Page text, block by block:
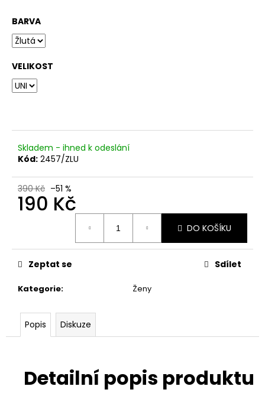
BARVA
VELIKOST
Skladem - ihned k odeslání
Kód: 2457/ZLU
390 Kč –51 %
190 Kč
DO KOŠÍKU
Kategorie: Ženy
Zeptat se Sdílet
Popis Diskuze
Detailní popis produktu
č
u
j
e
m
e